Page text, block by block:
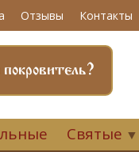
Отзывы Контакты
Святые ▼